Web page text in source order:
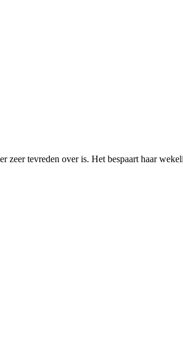
zeer tevreden over is. Het bespaart haar